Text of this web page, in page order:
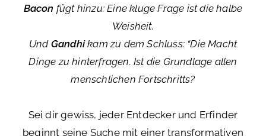
Bacon fügt hinzu: Eine kluge Frage ist die halbe
Weisheit.
UndGandhikam zu dem Schluss: “Die Macht
Dinge zu hinterfragen. Ist die Grundlage allen
menschlichen Fortschritts?
Sei dir gewiss, jeder Entdecker und Erfinder
beginnt seine Suche mit einer transformativen